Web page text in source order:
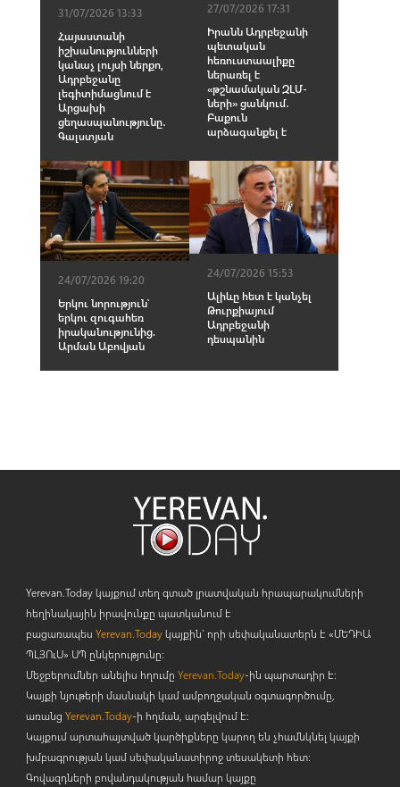
31/07/2026 13:33
Հայաստանի
իշխանությունների
կանաչ լույսի ներքո,
Ադրբեջանը
լեգիտիմացնում է
Արցախի
ցեղասպանությունը․
Գալստյան
27/07/2026 17:31
Իրանն Ադրբեջանի
պետական
հեռուստաալիքը
ներառել է
«թշնամական ԶԼՄ-
ների» ցանկում․
Բաքուն
արձագանքել է
24/07/2026 19:20
Երկու նորություն՝
երկու զուգահեռ
իրականությունից.
Արման Աբովյան
24/07/2026 15:53
Ալիևը հետ է կանչել
Թուրքիայում
Ադրբեջանի
դեսպանին
Yerevan.Today կայքում տեղ գտած լրատվական հրապարակումների
հեղինակային իրավունքը պատկանում է
բացառապես Yerevan.Todayկայքին` որի սեփականատերն է «ՄԵԴԻԱ
ՊԼՅՈւՍ» ՍՊ ընկերությունը։
Մեջբերումներ անելիս հղումը Yerevan.Today-ին պարտադիր է:
Կայքի նյութերի մասնակի կամ ամբողջական օգտագործումը,
առանց Yerevan.Today-ի հղման, արգելվում է:
Կայքում արտահայտված կարծիքները կարող են չհամնկնել կայքի
խմբագրության կամ սեփականատիրոջ տեսակետի հետ:
Գովազդների բովանդակության համար կայքը